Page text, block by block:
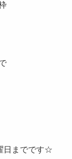
日までです☆